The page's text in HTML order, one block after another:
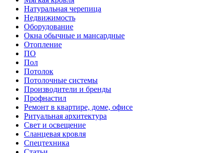
Натуральная черепица
Недвижимость
Оборудование
Окна обычные и мансардные
Отопление
ПО
Пол
Потолок
Потолочные системы
Производители и бренды
Профнастил
Ремонт в квартире, доме, офисе
Ритуальная архитектура
Свет и освещение
Сланцевая кровля
Спецтехника